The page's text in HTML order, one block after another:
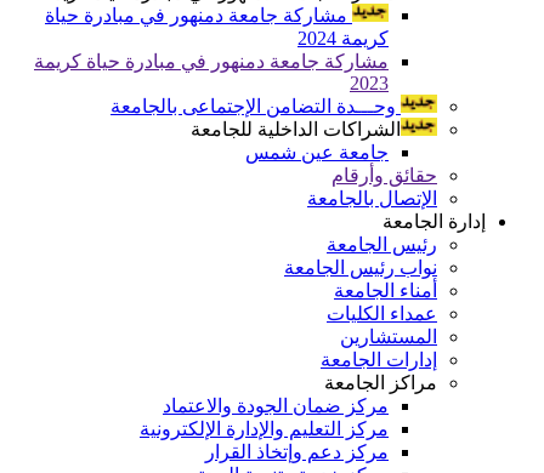
مشاركة جامعة دمنهور في مبادرة حياة
كريمة 2024
مشاركة جامعة دمنهور في مبادرة حياة كريمة
2023
وحـــدة التضامن الإجتماعى بالجامعة
الشراكات الداخلية للجامعة
جامعة عين شمس
حقائق وأرقام
الإتصال بالجامعة
إدارة الجامعة
رئيس الجامعة
نواب رئيس الجامعة
أمناء الجامعة
عمداء الكليات
المستشارين
إدارات الجامعة
مراكز الجامعة
مركز ضمان الجودة والاعتماد
مركز التعليم والإدارة الإلكترونية
مركز دعم وإتخاذ القرار